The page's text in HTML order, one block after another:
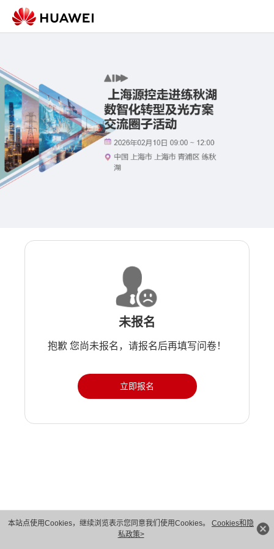
本站点使用Cookies，继续浏览表示您同意我们使用Cookies。 Cookies和隐
私政策>
未报名
抱歉 您尚未报名，请报名后再填写问卷！
立即报名
版权所有 © 华为技术有限公司 1998-2026。 保留一切权利。粤A2-20044005号
隐私保护
法律声明